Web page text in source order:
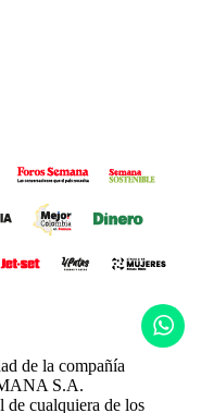
de la compañía
S.A.
de cualquiera de los